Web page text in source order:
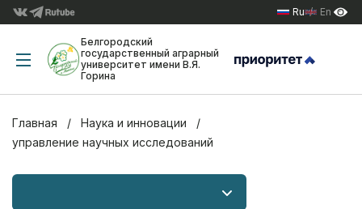
Ru En
Белгородский
государственный аграрный
университет имени В.Я.
Горина
Главная
Наука и инновации
управление научных исследований